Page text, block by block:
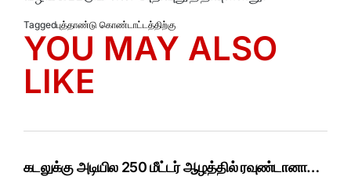
Taggedபுத்தாண்டு கொண்டாட்டத்திற்கு
YOU MAY ALSO
LIKE
கடலுக்கு அடியில 250 மீட்டர் ஆழத்தில் ரவுண்டானா…